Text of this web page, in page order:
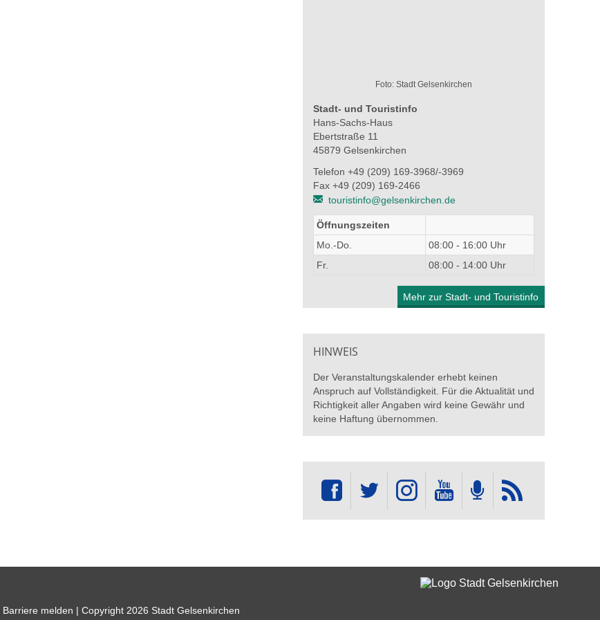
Foto: Stadt Gelsenkirchen
Stadt- und Touristinfo
Hans-Sachs-Haus
Ebertstraße 11
45879 Gelsenkirchen
Telefon +49 (209) 169-3968/-3969
Fax +49 (209) 169-2466
touristinfo@gelsenkirchen.de
Öffnungszeiten
Mo.-Do.
08:00 - 16:00 Uhr
Fr.
08:00 - 14:00 Uhr
Mehr zur Stadt- und Touristinfo
HINWEIS
Der Veranstaltungskalender erhebt keinen
Anspruch auf Vollständigkeit. Für die Aktualität und
Richtigkeit aller Angaben wird keine Gewähr und
keine Haftung übernommen.
Barriere melden | Copyright 2026 Stadt Gelsenkirchen